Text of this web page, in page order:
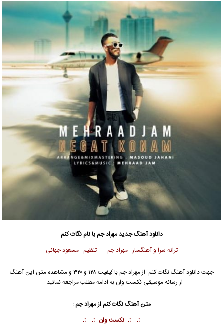
دانلود آهنگ جدیدمهراد جمبا نام نگات کنم
ترانه سرا و آهنگساز : مهراد جم تنظیم : مسعود جهانی
جهت دانلود آهنگ نگات کنم ازمهراد جم
با کیفیت ۱۲۸ و ۳۲۰ و مشاهده متن این آهنگ
از رسانه موسیقی نکست وان به ادامه مطلب مراجعه نمائید …
متن آهنگ نگات کنم ازمهراد جم:
♫ ♫ نکست وان ♫ ♫